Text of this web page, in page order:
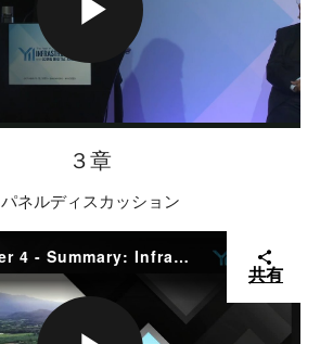
E
O
V
I
D
P
L
A
３章
パネルディスカッション
Water Chapter 4 - Summary: Infrastructure intelligence is accelerating, the thousands of water professionals that use our technology every day each have their own stories, based on their own local needs and priorities and strategies.
共有